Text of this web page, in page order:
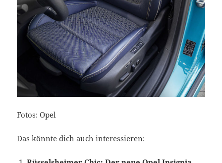
Fotos: Opel
Das könnte dich auch interessieren: